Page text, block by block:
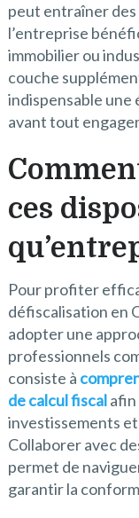
peut entraîner
l’entreprise
immobilier ou
couche
indispensable une
avant tout
ces
Pour profiter
défiscalisation en
adopter une
professionnels
consiste à
de calcul fiscalafin
investissements
Collaborer avec
permet de
garantir la